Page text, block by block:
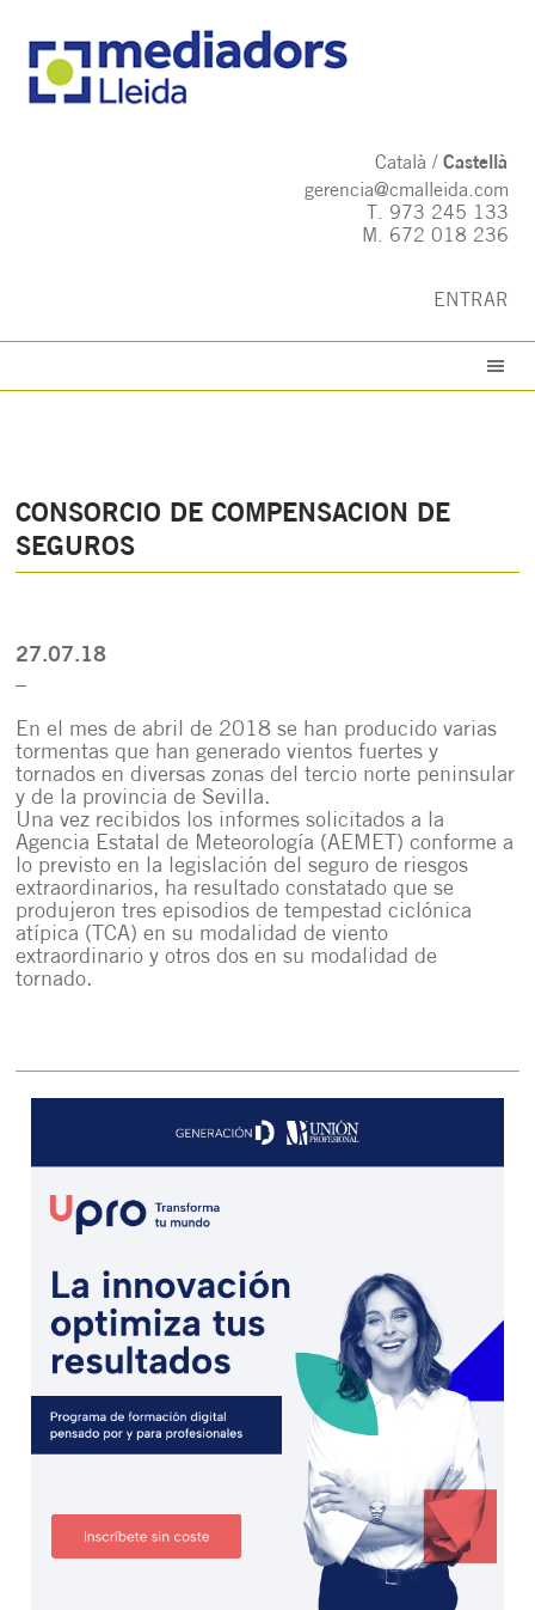
Català
Castellà
gerencia@cmalleida.com
T. 973 245 133
M. 672 018 236
ENTRAR
CONSORCIO DE COMPENSACION DE
SEGUROS
27.07.18
En el mes de abril de 2018 se han producido varias
tormentas que han generado vientos fuertes y
tornados en diversas zonas del tercio norte peninsular
y de la provincia de Sevilla.
Una vez recibidos los informes solicitados a la
Agencia Estatal de Meteorología (AEMET) conforme a
lo previsto en la legislación del seguro de riesgos
extraordinarios, ha resultado constatado que se
produjeron tres episodios de tempestad ciclónica
atípica (TCA) en su modalidad de viento
extraordinario y otros dos en su modalidad de
tornado.